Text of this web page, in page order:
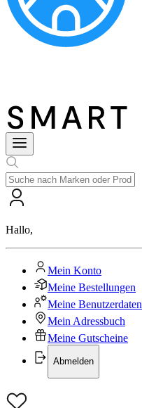
Hallo,
Mein Konto
Meine Bestellungen
Meine Benutzerdaten
Mein Adressbuch
Meine Gutscheine
Abmelden